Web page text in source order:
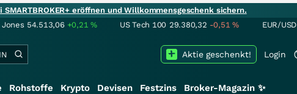
eröffnen und Willkommensgeschenk sichern.
Jones 54.513,06 +0,21% US Tech 100 29.380,32 -0,51% EUR/USD
Login
Aktie geschenkt!
Rohstoffe Krypto Devisen Festzins Broker-Magazin ✨